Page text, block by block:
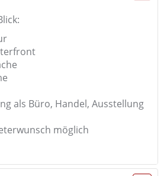
als Büro, Handel, Ausstellung
möglich